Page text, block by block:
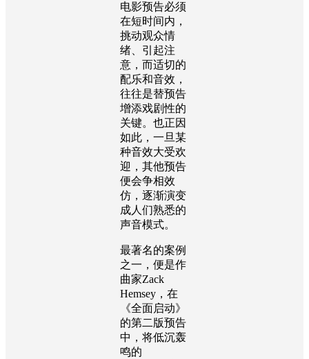
电影预告必须
在短时间内，
挑动观众情
绪、引起注
意，而适切的
配乐和音效，
往往是替预告
增添戏剧性的
关键。也正因
如此，一旦某
种音效大受欢
迎，其他预告
便会争相效
仿，逐渐演变
成人们熟悉的
声音模式。
最著名的案例
之一，便是作
曲家Zack
Hemsey ，在
《全面启动》
的第二版预告
中，将低沉轰
鸣的